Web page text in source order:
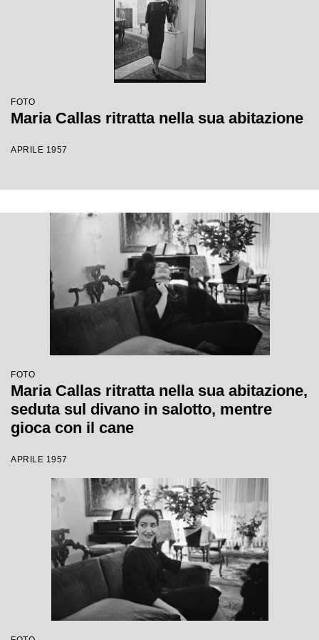
FOTO
Maria Callas ritratta nella sua abitazione
APRILE 1957
FOTO
Maria Callas ritratta nella sua abitazione,
seduta sul divano in salotto, mentre
gioca con il cane
APRILE 1957